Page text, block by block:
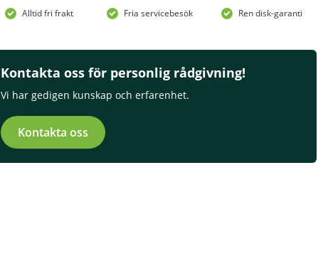
Alltid fri frakt Fria servicebesök Ren disk-garanti
Kontakta oss för personlig rådgivning!
Vi har gedigen kunskap och erfarenhet.
Kontakta oss